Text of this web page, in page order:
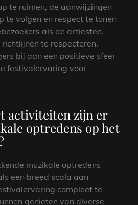
te ruimen, de aanwijzingen
te volgen en respect te tonen
als de artiesten.
te respecteren,
bij aan een positieve sfeer
festivalervaring voor
activiteiten zijn er
optredens op het
muzikale optredens
een breed scala aan
compleet te
genieten van diverse